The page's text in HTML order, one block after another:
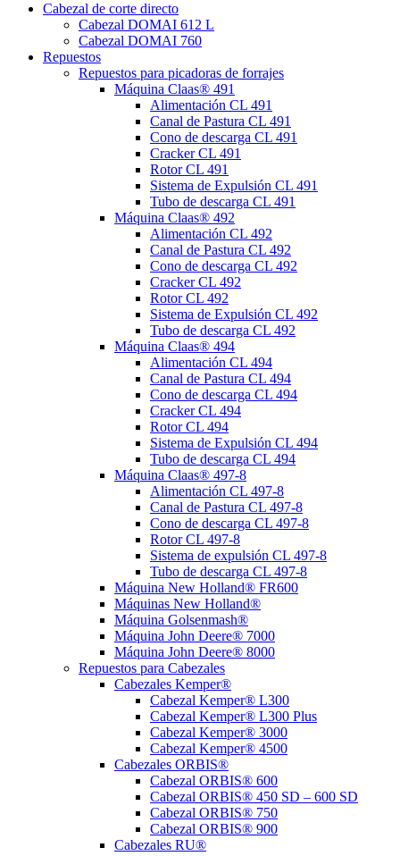
Cabezal de corte directo
Cabezal DOMAI 612 L
Cabezal DOMAI 760
Repuestos
Repuestos para picadoras de forrajes
Máquina Claas® 491
Alimentación CL 491
Canal de Pastura CL 491
Cono de descarga CL 491
Cracker CL 491
Rotor CL 491
Sistema de Expulsión CL 491
Tubo de descarga CL 491
Máquina Claas® 492
Alimentación CL 492
Canal de Pastura CL 492
Cono de descarga CL 492
Cracker CL 492
Rotor CL 492
Sistema de Expulsión CL 492
Tubo de descarga CL 492
Máquina Claas® 494
Alimentación CL 494
Canal de Pastura CL 494
Cono de descarga CL 494
Cracker CL 494
Rotor CL 494
Sistema de Expulsión CL 494
Tubo de descarga CL 494
Máquina Claas® 497-8
Alimentación CL 497-8
Canal de Pastura CL 497-8
Cono de descarga CL 497-8
Rotor CL 497-8
Sistema de expulsión CL 497-8
Tubo de descarga CL 497-8
Máquina New Holland® FR600
Máquinas New Holland®
Máquina Golsenmash®
Máquina John Deere® 7000
Máquina John Deere® 8000
Repuestos para Cabezales
Cabezales Kemper®
Cabezal Kemper® L300
Cabezal Kemper® L300 Plus
Cabezal Kemper® 3000
Cabezal Kemper® 4500
Cabezales ORBIS®
Cabezal ORBIS® 600
Cabezal ORBIS® 450 SD – 600 SD
Cabezal ORBIS® 750
Cabezal ORBIS® 900
Cabezales RU®